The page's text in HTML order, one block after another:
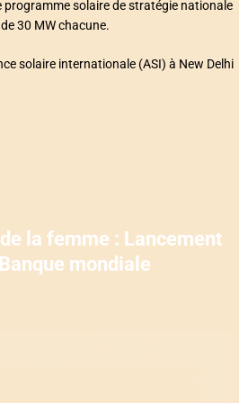
programme solaire de stratégie nationale
30 MW chacune.
solaire internationale (ASI) à New Delhi
la femme : Lancement
mondiale